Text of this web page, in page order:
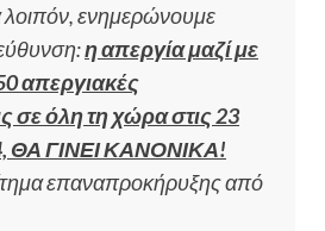
ενημερώνουμε
η απεργία μαζί με
απεργιακές
σε όλη τη χώρα στις 23
ΘΑ ΓΙΝΕΙ ΚΑΝΟΝΙΚΑ!
επαναπροκήρυξης από